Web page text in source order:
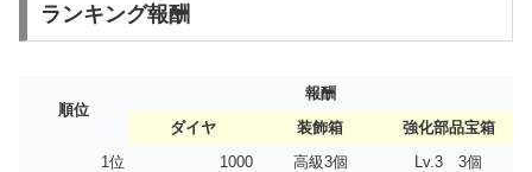
ランキング報酬
順位
報酬
ダイヤ
装飾箱
強化部品宝箱
1位
1000 高級3個
Lv.3 3個